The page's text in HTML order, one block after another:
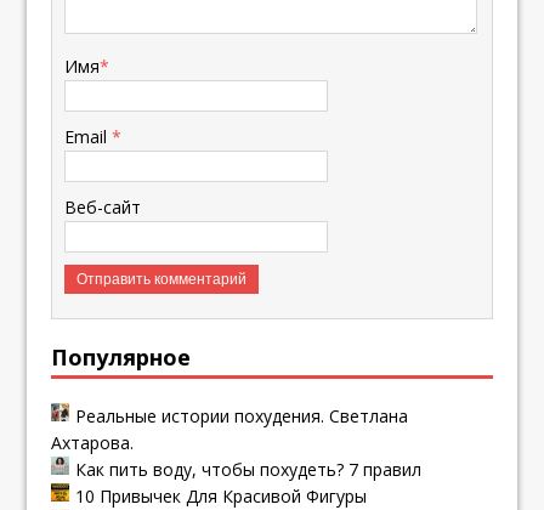
Имя*
Email*
Веб-сайт
Популярное
Реальные истории похудения. Светлана
Ахтарова.
Как пить воду, чтобы похудеть? 7 правил
10 Привычек Для Красивой Фигуры